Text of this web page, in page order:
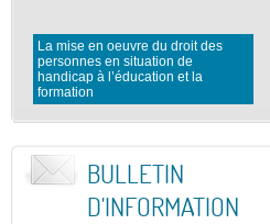
La mise en oeuvre du droit des
personnes en situation de
handicap à l’éducation et la
formation
BULLETIN
D'INFORMATION